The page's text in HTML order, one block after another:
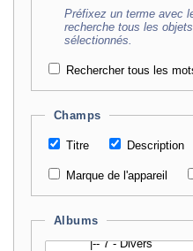
Préfixez un terme avec
recherche tous les
sélectionnés.
Rechercher tous les
Champs
Titre Description
Marque de l'appareil
Albums